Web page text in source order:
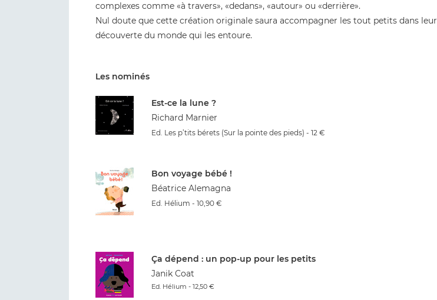
complexes comme «à travers», «dedans», «autour» ou «derrière».
Nul doute que cette création originale saura accompagner les tout petits dans leur
découverte du monde qui les entoure.
Les nominés
Est-ce la lune ?
Richard Marnier
Ed. Les p’tits bérets (Sur la pointe des pieds) - 12 €
Bon voyage bébé !
Béatrice Alemagna
Ed. Hélium - 10,90 €
Ça dépend : un pop-up pour les petits
Janik Coat
Ed. Hélium - 12,50 €